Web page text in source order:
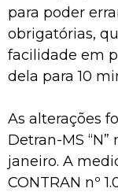
para poder
obrigatórias,
facilidade em
dela para 10
As alterações
Detran-MS
janeiro. A
CONTRAN nº